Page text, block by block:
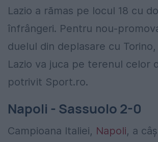
Lazio a rămas pe locul 18 cu
înfrângeri. Pentru nou-
duelul din deplasare cu
Lazio va juca pe terenul celor
potrivit Sport.ro.
Napoli - Sassuolo 2-0
Campioana Italiei, Napoli, a